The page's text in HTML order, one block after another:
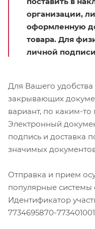
организации,
оформленную
товара. Для
личной
Для Вашего
закрывающих
вариант, по каким-то
Электронный
подпись и доставка
значимых
Отправка и прием
популярные
Идентификатор
7734695870-